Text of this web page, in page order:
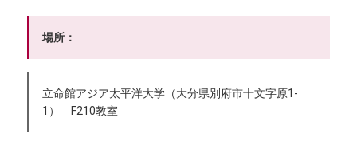
場所：
立命館アジア太平洋大学（大分県別府市十文字原1-
1） F210教室